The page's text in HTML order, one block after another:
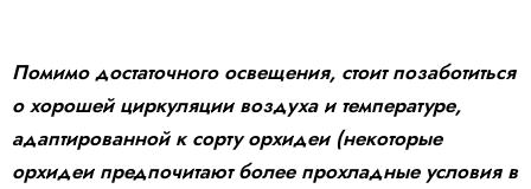
Помимо достаточного освещения, стоит позаботиться
о хорошей циркуляции воздуха и температуре,
адаптированной к сорту орхидеи (некоторые
орхидеи предпочитают более прохладные условия в